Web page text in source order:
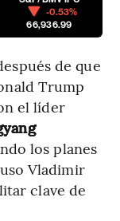
-0.53%
66,936.99
de que
Trump
el líder
los planes
Vladimir
clave de